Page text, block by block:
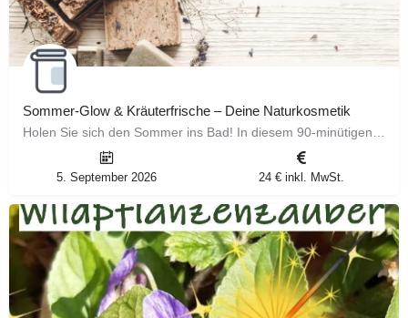
Sommer-Glow & Kräuterfrische – Deine Naturkosmetik
Holen Sie sich den Sommer ins Bad! In diesem 90-minütigen Workshop kreieren Sie ein erfrischendes Pflegeset,…
5. September 2026 24 € inkl. MwSt.